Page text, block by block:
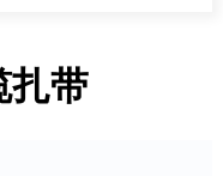
扎带